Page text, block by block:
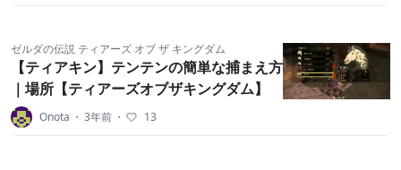
ゼルダの伝説 ティアーズ オブ ザ キングダム
【ティアキン】テンテンの簡単な捕まえ方
｜場所【ティアーズオブザキングダム】
Onota ・ 3年前 ・ 13